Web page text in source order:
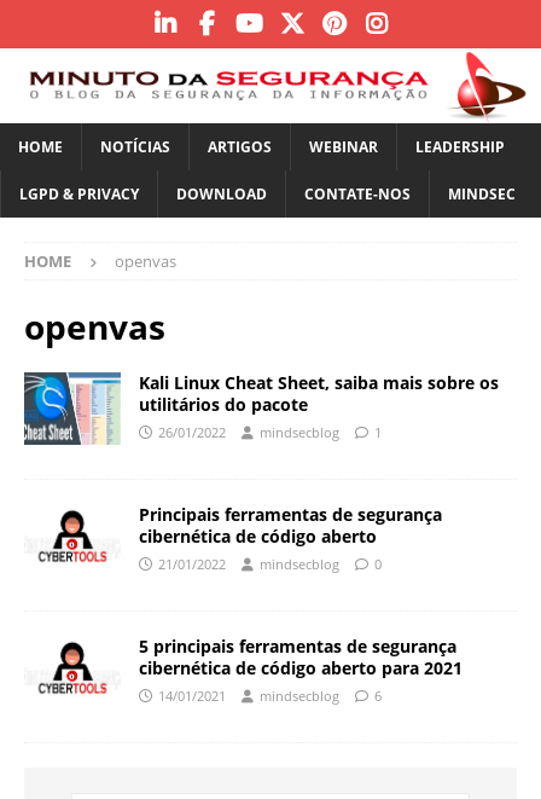
HOME NOTÍCIAS ARTIGOS WEBINAR LEADERSHIP
LGPD & PRIVACY DOWNLOAD CONTATE-NOS MINDSEC
HOME openvas
openvas
Kali Linux Cheat Sheet, saiba mais sobre os
utilitários do pacote
26/01/2022 mindsecblog 1
Principais ferramentas de segurança
cibernética de código aberto
21/01/2022 mindsecblog 0
5 principais ferramentas de segurança
cibernética de código aberto para 2021
14/01/2021 mindsecblog 6